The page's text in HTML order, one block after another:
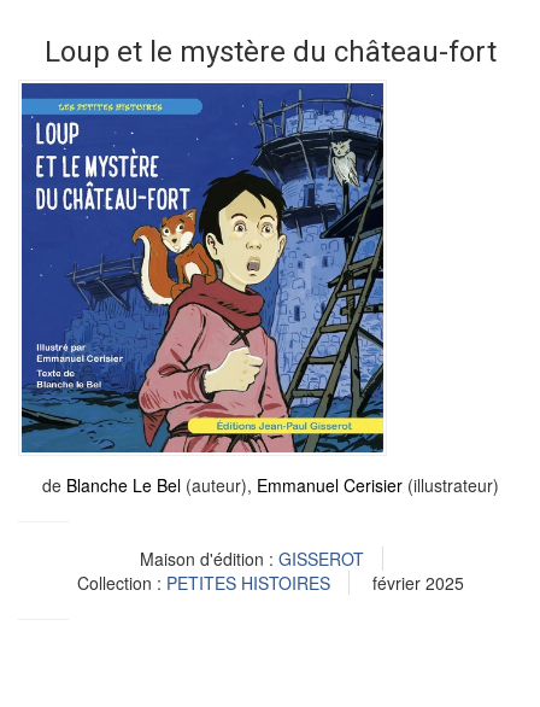
Loup et le mystère du château-fort
de Blanche Le Bel(auteur), Emmanuel Cerisier(illustrateur)
Maison d'édition : GISSEROT
Collection : PETITES HISTOIRES février 2025